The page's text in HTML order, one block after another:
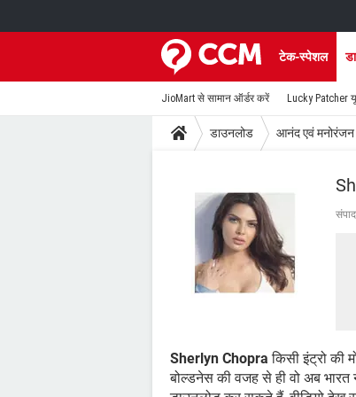
टेक-स्पेशल
JioMart से सामान ऑर्डर करें Lucky Patcher
डाउनलोड आनंद एवं मनोरंजन
Sherlyn Chopra किसी इंट्रो की
बोल्डनेस की वजह से ही वो अब भारत